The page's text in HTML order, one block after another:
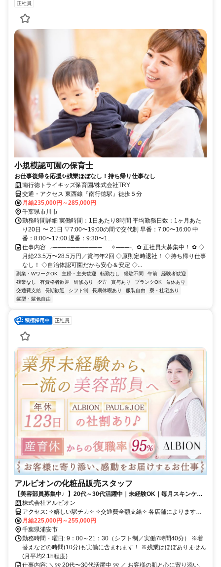
正社員
小規模認可園の保育士
お仕事復帰を応援✨残業ほぼなし！持ち帰り仕事なし
南行徳トライキッズ保育園/株式会社TRY
交通・アクセス 東西線『南行徳駅』徒歩５分
月給235,000円～285,000円
千葉県市川市
勤務時間詳細 実働時間：1日あたり8時間 平均勤務日数：1ヶ月あた
り20日 〜 21日 ▽7:00〜19:00の間で交代制 早番：7:00〜16:00 中
番：8:00〜17:00 遅番：9:30〜1...
仕事内容 ╭───────────･･･✧───╮ ✿ 正社員大募集中！ ✿ ◇
月給23.5万〜28.5万円／賞与年2回 ◇原則定時退社！ ◇持ち帰り仕事
なし！ ◇自治体認可園だから安心＆安定 ◇...
副業・WワークOK 主婦・主夫歓迎 転勤なし 経験不問 午前
経験者歓迎
残業なし
有資格者歓迎 研修あり 夕方 賞与あり ブランクOK
育休あり
交通費支給
長期歓迎 シフト制 長期休暇あり 服装自由
寮・社宅あり
髪型・髪色自由
正社員
アルビオンの化粧品販売スタッフ
【美容部員募集中♩】20代～30代活躍中｜未経験OK｜毎月スキンケア
用品支給✦｜月10日以上休み｜月平均残業2.1h
株式会社アルビオン
アクセス: ✧嬉しい駅チカ✧ ✧交通費全額支給✧ 各店舗によります
が、 多くが駅ビル内や駅チカとなります。
月給225,000円～255,000円
千葉県浦安市
勤務時間・曜日: 9：00～21：30（シフト制／実働7時間40分） ※着
替えなどの時間(10分)も実働に含まれます！ ※残業はほぼありません
(月平均2.1h程度)
仕事内容: ＼୨୧ 20代〜30代活躍中 ୨୧ ／ お客様の肌と心に寄り添い、